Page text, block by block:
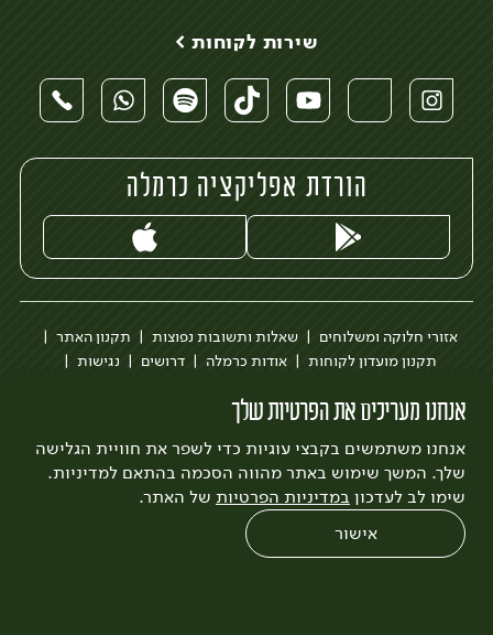
אנחנו מעריכים את הפרטיות שלך
אנחנו משתמשים בקבצי עוגיות כדי לשפר את חוויית הגלישה
שלך. המשך שימוש באתר מהווה הסכמה בהתאם למדיניות.
שימו לב לעדכון במדיניות הפרטיות של האתר.
אישור
שירות לקוחות >
הורדת אפליקציה כרמלה
אזורי חלוקה ומשלוחים שאלות ותשובות נפוצות
תקנון האתר
תקנון מועדון לקוחות
אודות כרמלה דרושים
נגישות
לצפייה בעדכון מדיניות פרטיות
עיצוב:3bears פיתוח:Quatro